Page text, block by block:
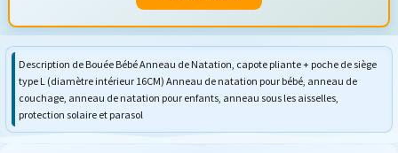
Description de Bouée Bébé Anneau de Natation, capote pliante + poche de siège
type L (diamètre intérieur 16CM) Anneau de natation pour bébé, anneau de
couchage, anneau de natation pour enfants, anneau sous les aisselles,
protection solaire et parasol